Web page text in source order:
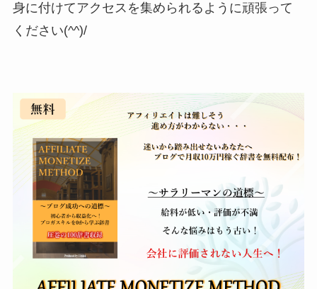
身に付けてアクセスを集められるように頑張って
ください(^^)/